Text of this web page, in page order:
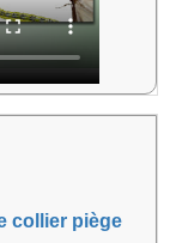
collier piège